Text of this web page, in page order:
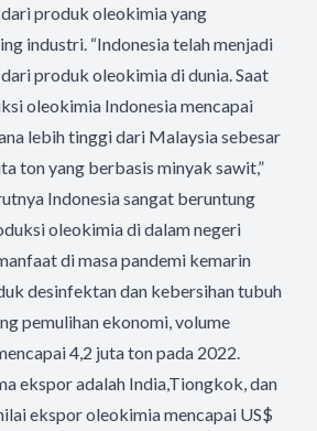
produk oleokimia yang
industri. “Indonesia telah menjadi
produk oleokimia di dunia. Saat
oleokimia Indonesia mencapai
lebih tinggi dari Malaysia sebesar
ton yang berbasis minyak sawit,”
Indonesia sangat beruntung
oleokimia di dalam negeri
di masa pandemi kemarin
desinfektan dan kebersihan tubuh
pemulihan ekonomi, volume
4,2 juta ton pada 2022.
ekspor adalah India,Tiongkok, dan
ekspor oleokimia mencapai US$